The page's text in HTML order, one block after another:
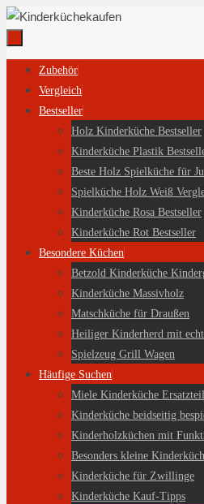
Zum
springen
Zum
Inhalt
springen
Zubehör
Vergleich
Bestseller
Holz Kinderküche Bestseller
Kinderküche Plastik
Beste Holz Spielküche für
Spielküche Holz Weiß
Kinderküche Rosa Bestseller
Kinderküche Rot Bestseller
Besondere Küchen
Betzold Kinderküche
Kinderküche Massivholz
Matschküche für Draußen
Heiliger Kinderherd mit
Spielzeug Grill Wagen
Häufige Suchen
Miele Kinderküche
Kinderküche beidseitig
Kinderholzküchen mit
Besonders kleine
Kinderküche für Zwillinge
Kinderküche Kauf-Tipps